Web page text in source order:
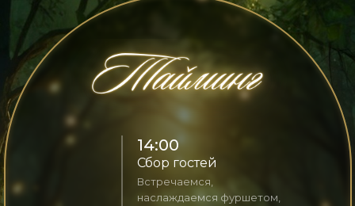
14:00
Сбор гостей
Встречаемся,
наслаждаемся фуршетом,